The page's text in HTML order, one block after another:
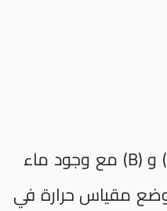
ضع في اعتبارك كوبين (A) و (B) مع وجود ماء
مقياس حرارة في